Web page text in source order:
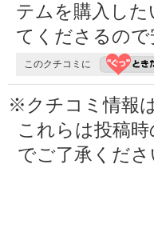
テムを購入し
てくださるので
このクチコミに
※クチコミ情報
これらは投稿
でご了承くださ